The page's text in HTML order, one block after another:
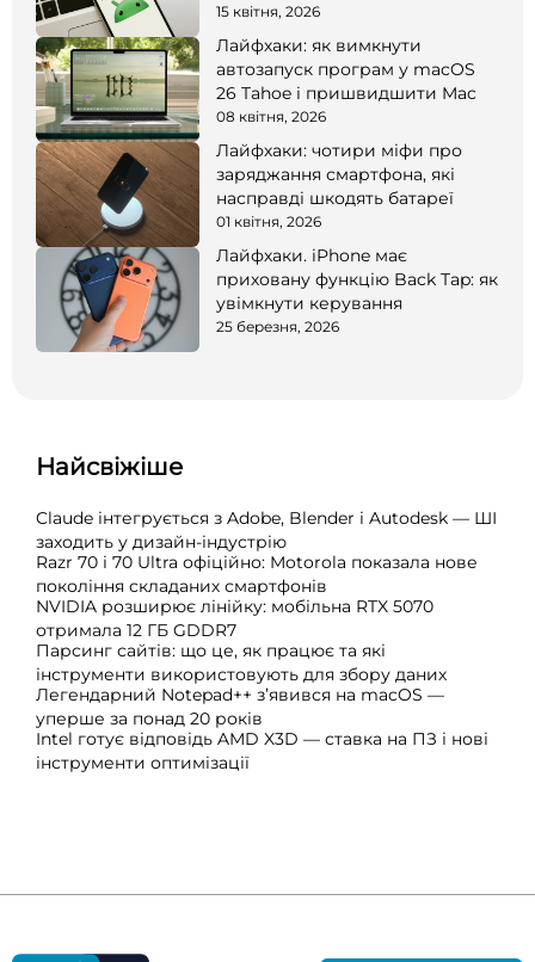
15 квітня, 2026
Лайфхаки: як вимкнути
автозапуск програм у macOS
26 Tahoe і пришвидшити Mac
08 квітня, 2026
Лайфхаки: чотири міфи про
заряджання смартфона, які
насправді шкодять батареї
01 квітня, 2026
Лайфхаки. iPhone має
приховану функцію Back Tap: як
увімкнути керування
25 березня, 2026
Найсвіжіше
Claude інтегрується з Adobe, Blender і Autodesk — ШІ
заходить у дизайн-індустрію
Razr 70 і 70 Ultra офіційно: Motorola показала нове
покоління складаних смартфонів
NVIDIA розширює лінійку: мобільна RTX 5070
отримала 12 ГБ GDDR7
Парсинг сайтів: що це, як працює та які
інструменти використовують для збору даних
Легендарний Notepad++ з’явився на macOS —
уперше за понад 20 років
Intel готує відповідь AMD X3D — ставка на ПЗ і нові
інструменти оптимізації